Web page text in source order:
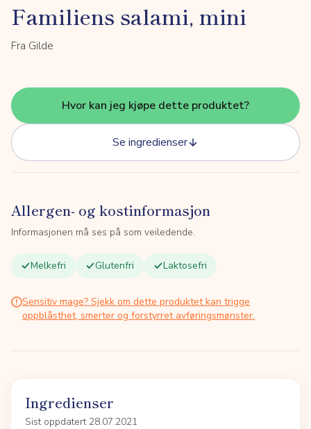
Familiens salami, mini
Fra Gilde
Hvor kan jeg kjøpe dette produktet?
Se ingredienser
Allergen- og kostinformasjon
Informasjonen må ses på som veiledende.
Melkefri Glutenfri Laktosefri
Sensitiv mage? Sjekk om dette produktet kan trigge
oppblåsthet, smerter og forstyrret avføringsmønster.
Ingredienser
Sist oppdatert 28.07.2021